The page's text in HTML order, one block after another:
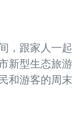
，跟家人一起
新型生态旅游
和游客的周末